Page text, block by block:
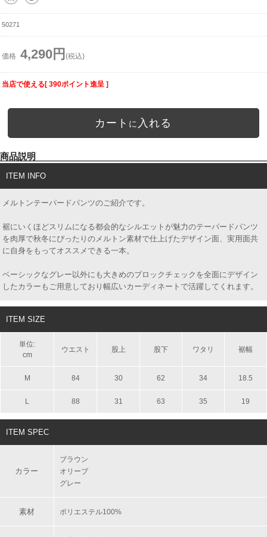
50271
価格 4,290円 (税込)
当店で使える[ 390ポイント進呈 ]
カート に 入れる
商品説明
ITEM INFO
メルトンテーパードパンツのご紹介です。
裾にいくほどスリムになる都会的なシルエットが魅力のテーパードパンツ
を肉厚で秋冬にぴったりのメルトン素材で仕上げたデザイン面、実用面共
に自身をもってオススメできる一本。
ベーシックなグレー以外にも大きめのブロックチェックを全面にデザイン
したカラーもご用意しており幅広いカーディネートで活躍してくれます。
ITEM SIZE
単位:
cm
ウエスト 股上 股下 ワタリ 裾幅
M 84 30 62 34 18.5
L 88 31 63 35 19
ITEM SPEC
カラー
ブラウン
オリーブ
グレー
素材 ポリエステル100%